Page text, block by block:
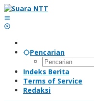
Lewati
ke
konten
Pencarian
Indeks Berita
Terms of Service
Redaksi